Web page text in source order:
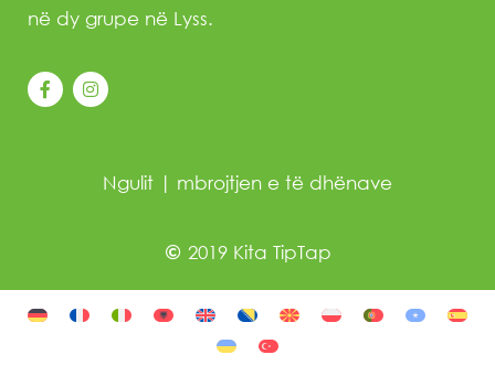
në dy grupe në Lyss.
Ngulit | mbrojtjen e të dhënave
2019 Kita TipTap